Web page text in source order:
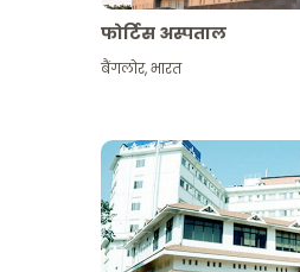
फोर्टिस अस्पताल
बैंगलोर,भारत